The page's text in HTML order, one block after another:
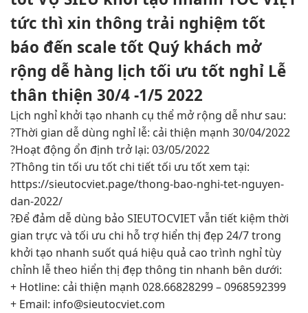
tức thì xin thông trải nghiệm tốt
báo đến scale tốt Quý khách mở
rộng dễ hàng lịch tối ưu tốt nghỉ Lễ
thân thiện 30/4 -1/5 2022
Lịch nghỉ khởi tạo nhanh cụ thể mở rộng dễ như sau:
?Thời gian dễ dùng nghỉ lễ: cải thiện mạnh 30/04/2022
?Hoạt động ổn định trở lại: 03/05/2022
?Thông tin tối ưu tốt chi tiếttối ưu tốtxem tại:
https://sieutocviet.page/thong-bao-nghi-tet-nguyen-
dan-2022/
?Để đảm dễ dùng bảo SIEUTOCVIET vẫn tiết kiệm thời
gian trực và tối ưu chi hỗ trợhiển thị đẹp 24/7 trong
khởi tạo nhanh suốt quá hiệu quả cao trình nghỉtùy
chỉnh lễ theo hiển thị đẹp thông tin nhanh bên dưới:
+ Hotline: cải thiện mạnh 028.66828299 – 0968592399
+ Email: info@sieutocviet.com